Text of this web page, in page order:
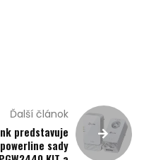
Ďalší článok
predstavuje
sady